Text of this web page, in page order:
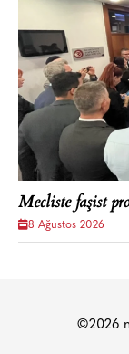
Mecliste faşist
8 Ağustos 2026
©2026